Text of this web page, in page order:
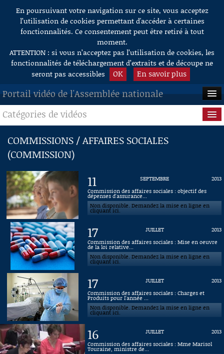
Aller au contenu
En poursuivant votre navigation sur ce site, vous acceptez
l’utilisation de cookies permettant d'accéder à certaines
fonctionnalités. Ce consentement peut être retiré à tout
moment.
ATTENTION : si vous n’acceptez pas l’utilisation de cookies, les
fonctionnalités de téléchargement d’extraits et de découpe ne
seront pas accessibles
OK En savoir plus
Portail vidéo de l'Assemblée nationale
ACCUEIL
EN DIRECT
À LA DEMANDE
RECHERCHE
AIDE À LA DÉCOUPE
DE VIDÉOS
Catégories de vidéos
Séance publique
Questions au Gouvernement
Commissions
Présidence
Connaissance, Histoire
Autres
COMMISSIONS / AFFAIRES SOCIALES
(COMMISSION)
11 SEPTEMBRE
2013
Commission des affaires sociales : objectif des
dépenses d'assurance...
Non disponible. Demandez la mise en ligne en
cliquant ici.
17 JUILLET
2013
Commission des affaires sociales : Mise en oeuvre
de la loi relative...
Non disponible. Demandez la mise en ligne en
cliquant ici.
17 JUILLET
2013
Commission des affaires sociales : Charges et
Produits pour l'année ...
Non disponible. Demandez la mise en ligne en
cliquant ici.
16 JUILLET
2013
Commission des affaires sociales : Mme Marisol
Touraine, ministre de...